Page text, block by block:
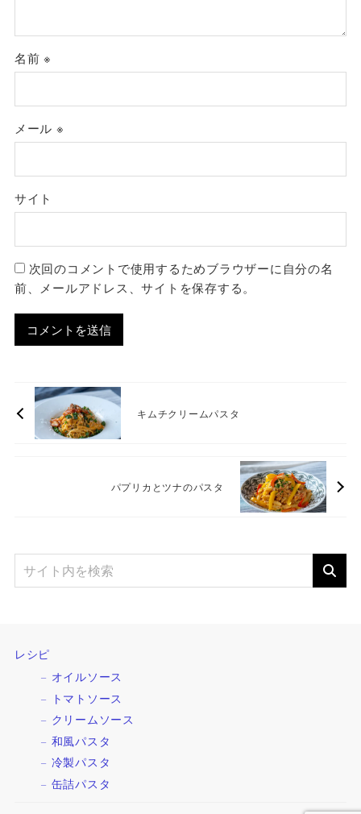
名前※
メール ※
サイト
次回のコメントで使用するためブラウザーに自分の名
前、メールアドレス、サイトを保存する。
キムチクリームパスタ
パプリカとツナのパスタ
レシピ
オイルソース
トマトソース
クリームソース
和風パスタ
冷製パスタ
缶詰パスタ